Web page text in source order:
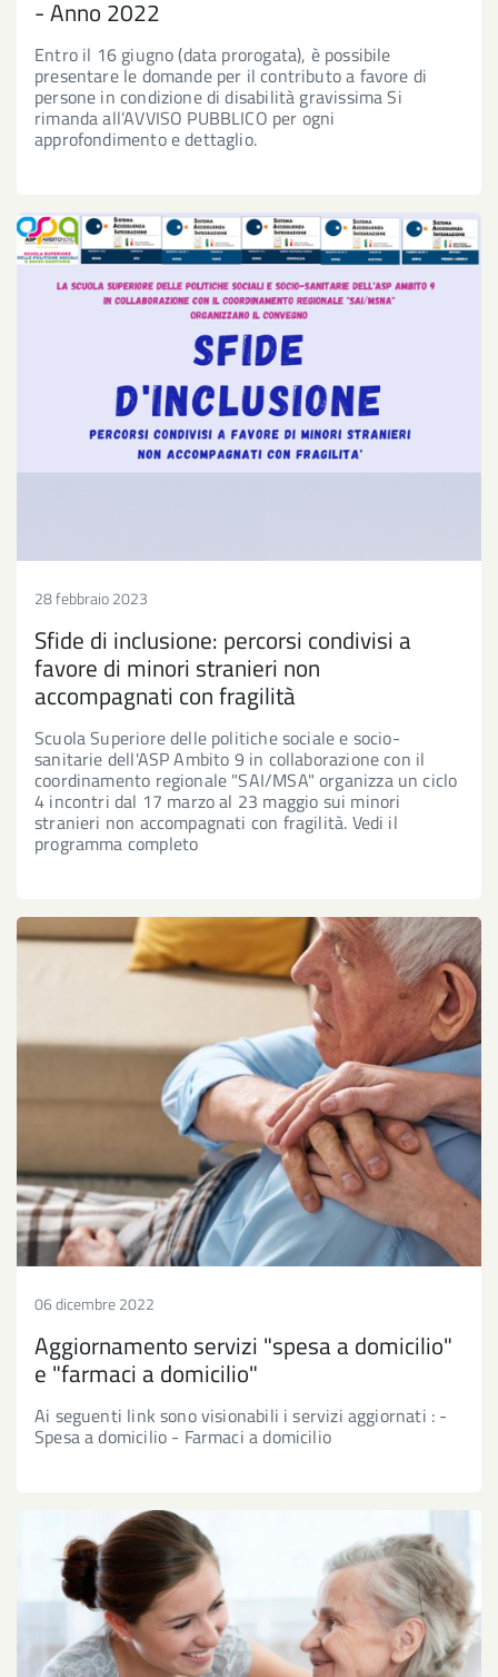
- Anno 2022
Entro il 16 giugno (data prorogata), è possibile
presentare le domande per il contributo a favore di
persone in condizione di disabilità gravissima Si
rimanda all’AVVISO PUBBLICO per ogni
approfondimento e dettaglio.
28 febbraio 2023
Sfide di inclusione: percorsi condivisi a
favore di minori stranieri non
accompagnati con fragilità
Scuola Superiore delle politiche sociale e socio-
sanitarie dell'ASP Ambito 9 in collaborazione con il
coordinamento regionale "SAI/MSA" organizza un ciclo
4 incontri dal 17 marzo al 23 maggio sui minori
stranieri non accompagnati con fragilità. Vedi il
programma completo
06 dicembre 2022
Aggiornamento servizi "spesa a domicilio"
e "farmaci a domicilio"
Ai seguenti link sono visionabili i servizi aggiornati : -
Spesa a domicilio - Farmaci a domicilio